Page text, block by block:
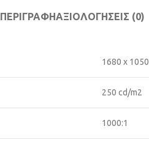
ΠΕΡΙΓΡΑΦΉΑΞΙΟΛΟΓΉΣΕΙΣ (0)
1680 x 1050
250 cd/m2
1000:1